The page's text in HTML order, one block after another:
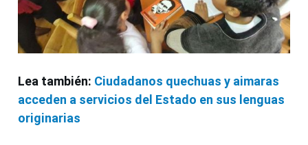
Lea también: Ciudadanos quechuas y aimaras
acceden a servicios del Estado en sus lenguas
originarias